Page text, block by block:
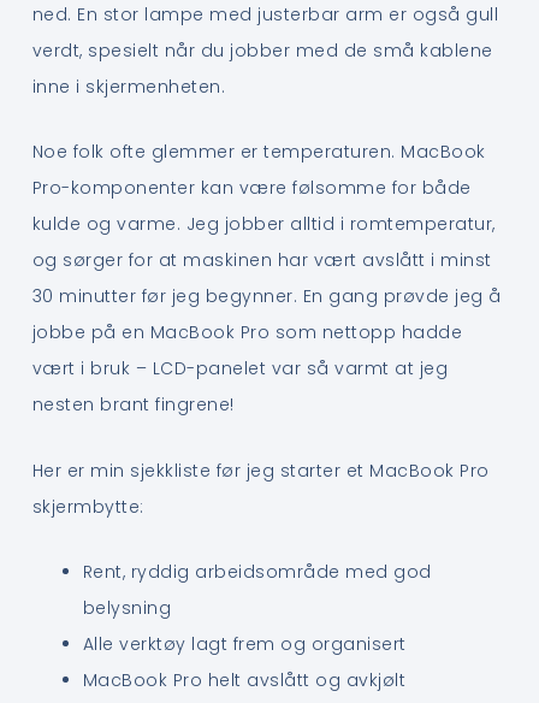
ned. En stor lampe med justerbar arm er også gull
verdt, spesielt når du jobber med de små kablene
inne i skjermenheten.
Noe folk ofte glemmer er temperaturen. MacBook
Pro-komponenter kan være følsomme for både
kulde og varme. Jeg jobber alltid i romtemperatur,
og sørger for at maskinen har vært avslått i minst
30 minutter før jeg begynner. En gang prøvde jeg å
jobbe på en MacBook Pro som nettopp hadde
vært i bruk – LCD-panelet var så varmt at jeg
nesten brant fingrene!
Her er min sjekkliste før jeg starter et MacBook Pro
skjermbytte:
Rent, ryddig arbeidsområde med god
belysning
Alle verktøy lagt frem og organisert
MacBook Pro helt avslått og avkjølt